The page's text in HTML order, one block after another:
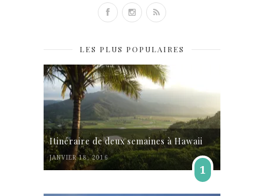
LES PLUS POPULAIRES
Itinéraire de deux semaines à Hawaii
JANVIER 18, 2016
1